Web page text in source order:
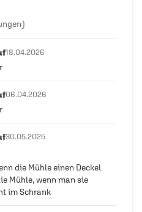
18.04.2026
06.04.2026
30.05.2025
die Mühle einen Deckel
Mühle, wenn man sie
im Schrank